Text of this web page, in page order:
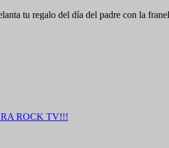
tu regalo del día del padre con la
ROCK TV!!!